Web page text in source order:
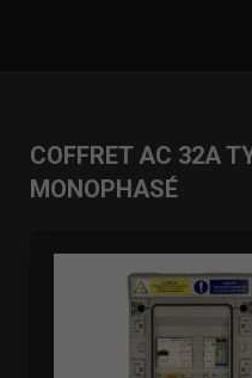
COFFRET AC 32A
MONOPHASÉ